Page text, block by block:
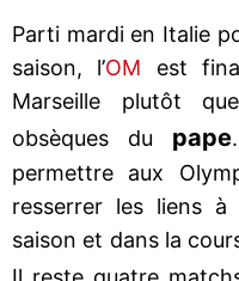
Parti mardi en Italie
saison, l’OM est
Marseille plutôt
obsèques du pape
permettre aux
resserrer les liens
saison et dans la